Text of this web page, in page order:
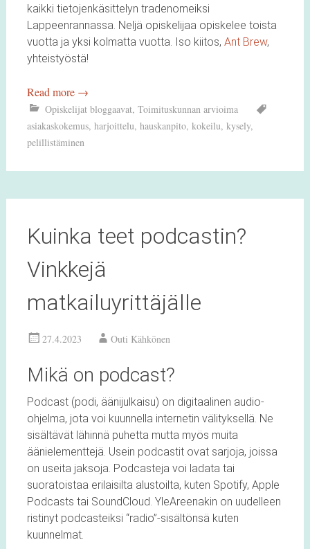
kaikki tietojenkäsittelyn tradenomeiksi
Lappeenrannassa. Neljä opiskelijaa opiskelee toista
vuotta ja yksi kolmatta vuotta. Iso kiitos, Ant Brew,
yhteistyöstä!
Read more →
Opiskelijat bloggaavat, Toimituskunnan arvioima
asiakaskokemus, harjoittelu, hauskanpito, kokeilu, kysely,
pelillistäminen
Kuinka teet podcastin?
Vinkkejä
matkailuyrittäjälle
27.4.2023 Outi Kähkönen
Mikä on podcast?
Podcast (podi, äänijulkaisu) on digitaalinen audio-
ohjelma, jota voi kuunnella internetin välityksellä. Ne
sisältävät lähinnä puhetta mutta myös muita
äänielementtejä. Usein podcastit ovat sarjoja, joissa
on useita jaksoja. Podcasteja voi ladata tai
suoratoistaa erilaisilta alustoilta, kuten Spotify, Apple
Podcasts tai SoundCloud. YleAreenakin on uudelleen
ristinyt podcasteiksi “radio”-sisältönsä kuten
kuunnelmat.